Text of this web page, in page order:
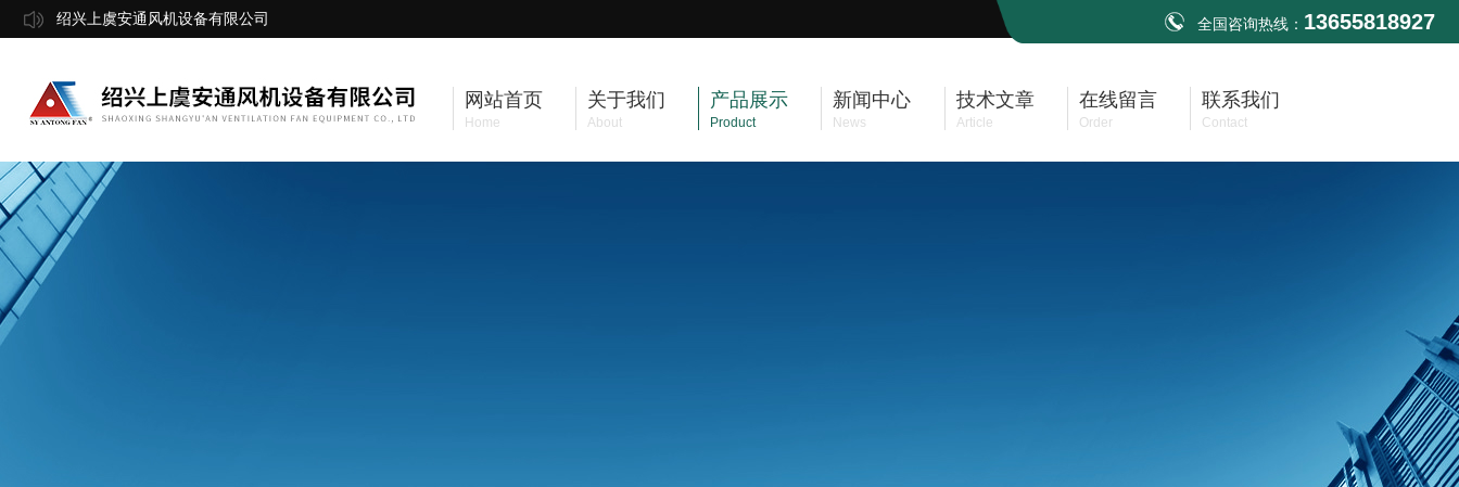
绍兴上虞安通风机设备有限公司 全国咨询热线： 13655818927
网站首页
Home
关于我们
About
产品展示
Product
新闻中心
News
技术文章
Article
在线留言
Order
联系我们
Contact